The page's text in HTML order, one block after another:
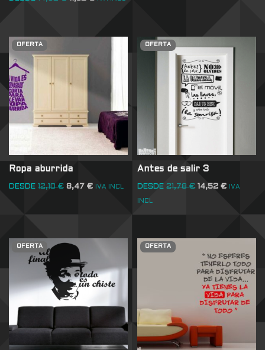
OFERTA
Ropa aburrida
DESDE 12,10€ 8,47 € IVA INCL
OFERTA
Antes de salir 3
DESDE 21,78€ 14,52€ IVA
INCL
OFERTA OFERTA